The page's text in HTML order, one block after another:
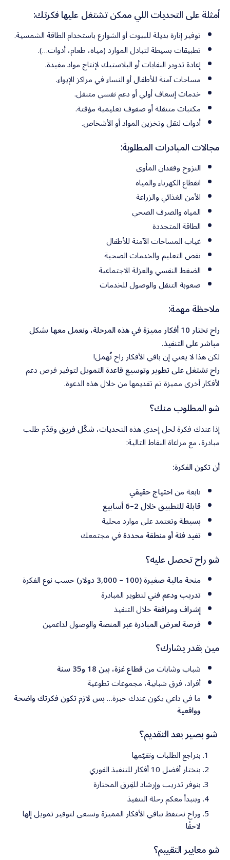
أمثلة على التحديات اللي ممكن تشتغل عليها فكرتك:
توفير إنارة بديلة للبيوت أو الشوارع باستخدام الطاقة الشمسية.
تطبيقات بسيطة لتبادل الموارد (مياه، طعام، أدوات…).
إعادة تدوير النفايات أو البلاستيك لإنتاج مواد مفيدة.
مساحات آمنة للأطفال أو النساء في مراكز الإيواء.
خدمات إسعاف أولي أو دعم نفسي متنقل.
مكتبات متنقلة أو صفوف تعليمية مؤقتة.
أدوات لنقل وتخزين المواد أو الأشخاص.
مجالات المبادرات المطلوبة:
النزوح وفقدان المأوى
انقطاع الكهرباء والمياه
الأمن الغذائي والزراعة
المياه والصرف الصحي
الطاقة المتجددة
غياب المساحات الآمنة للأطفال
نقص التعليم والخدمات الصحية
الضغط النفسي والعزلة الاجتماعية
صعوبة التنقل والوصول للخدمات
ملاحظة مهمة:
راح نختار 10 أفكار مميزة في هذه المرحلة، ونعمل معها بشكل
مباشر على التنفيذ.
لكن هذا لا يعني إن باقي الأفكار راح تُهمل!
راح نشتغل على تطوير وتوسيع قاعدة التمويللتوفير فرص دعم
لأفكار أخرى مميزة تم تقديمها من خلال هذه الدعوة.
شو المطلوب منك؟
إذا عندك فكرة لحل إحدى هذه التحديات،شكّل فريقوقدّم طلب
مبادرة، مع مراعاة النقاط التالية:
أن تكون الفكرة:
نابعة مناحتياج حقيقي
قابلة للتطبيق خلال 2–6 أسابيع
بسيطةوتعتمد على موارد محلية
تفيد فئة أو منطقة محددةفي مجتمعك
شو راح تحصل عليه؟
منحة مالية صغيرة (100 – 3,000 دولار)
حسب نوع الفكرة
تدريب ودعم فنيلتطوير المبادرة
إشراف ومرافقةخلال التنفيذ
فرصة لعرض المبادرة عبر المنصةوالوصول لداعمين
مين بقدر يشارك؟
شباب وشابات منقطاع غزة، بين 18 و35 سنة
أفراد، فرق شبابية، مجموعات تطوعية
ما في داعي يكون عندك خبرة…بس لازم تكون فكرتك واضحة
وواقعية
شو بصير بعد التقديم؟
بنراجع الطلبات ونقيّمها
بنختار أفضل 10 أفكار للتنفيذ الفوري
بنوفر تدريب وإرشاد للفِرق المختارة
وبنبدأ معكم رحلة التنفيذ
وراح نحتفظ بباقي الأفكار المميزة ونسعى لتوفير تمويل إلها
لاحقًا
شو معايير التقييم؟